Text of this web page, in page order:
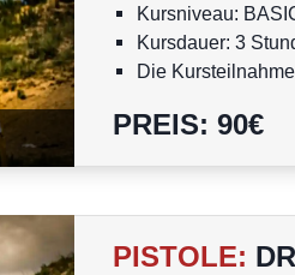
Kursniveau:
Kursdauer: 3
Die
PREIS: 90€
PISTOLE: